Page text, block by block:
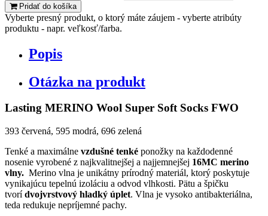
Pridať do košíka
Vyberte presný produkt, o ktorý máte záujem - vyberte atribúty
produktu - napr. veľkosť/farba.
Popis
Otázka na produkt
Lasting MERINO Wool Super Soft Socks FWO
393 červená, 595 modrá, 696 zelená
Tenké a maximálne vzdušné tenké ponožky na každodenné
nosenie vyrobené z najkvalitnejšej a najjemnejšej 16MC merino
vlny. Merino vlna je unikátny prírodný materiál, ktorý poskytuje
vynikajúcu tepelnú izoláciu a odvod vlhkosti. Pätu a špičku
tvorí dvojvrstvový hladký úplet. Vlna je vysoko antibakteriálna,
teda redukuje nepríjemné pachy.